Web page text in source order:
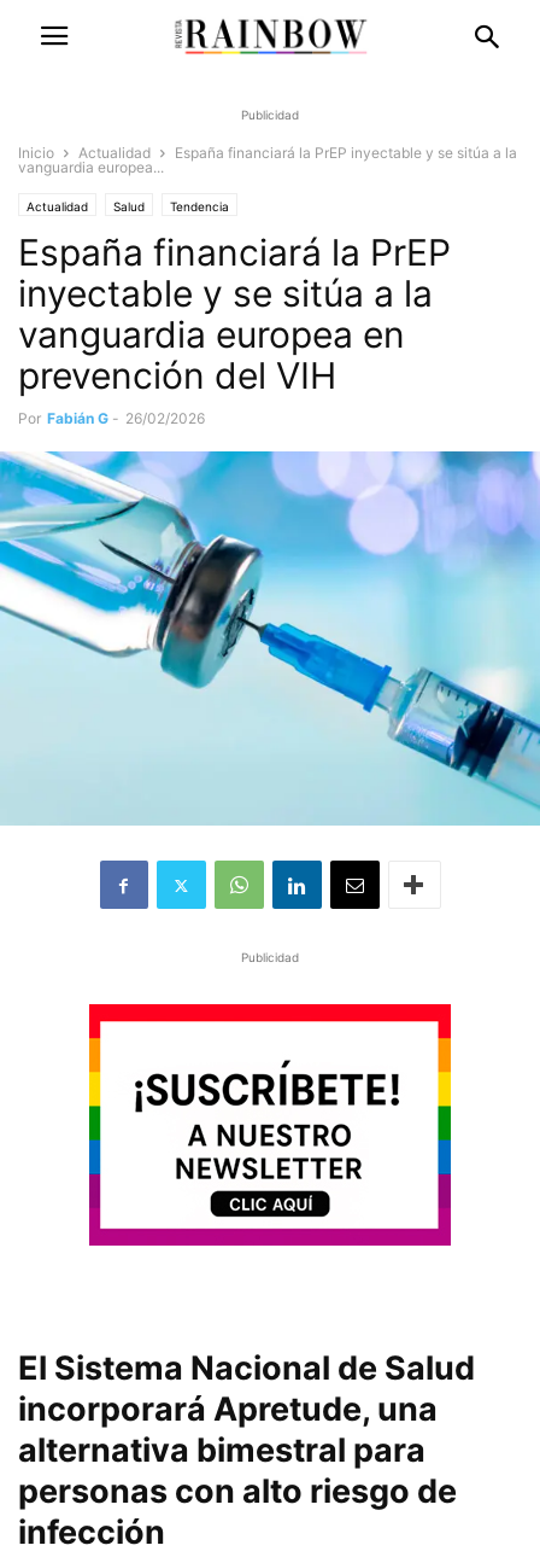
Publicidad
Inicio Actualidad
España financiará la PrEP inyectable y se sitúa a la
vanguardia europea...
Actualidad Salud Tendencia
España financiará la PrEP
inyectable y se sitúa a la
vanguardia europea en
prevención del VIH
Por Fabián G - 26/02/2026
Publicidad
El Sistema Nacional de Salud
incorporará Apretude, una
alternativa bimestral para
personas con alto riesgo de
infección